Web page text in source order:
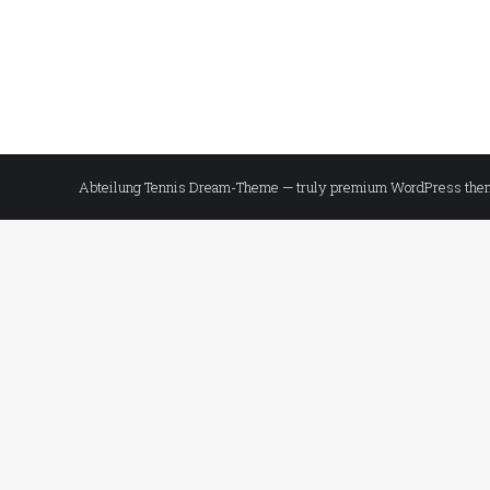
Abteilung Tennis Dream-Theme — trulypremium WordPress